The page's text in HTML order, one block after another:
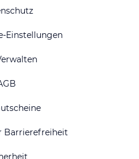
Einstellungen
Barrierefreiheit